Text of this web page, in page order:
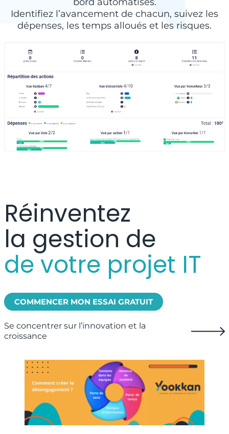
Organiser et affecter des tâches
entre les collaborateurs dès le
début de nos projets nous a fait
j’apprécie particulièrement le
tableau de bord et le planning de
gestion de projet qui me
permettent de visualiser
l’avancement de l’ensemble des
projets clients.
Cécile R. Directrice Marketing
Identifiez l’avancement de chacun, suivez les
dépenses, les temps alloués et les risques.
Réinventez
la gestion de
de votre projet IT
COMMENCER MON ESSAI GRATUIT
Se concentrer sur l’innovation et la
croissance